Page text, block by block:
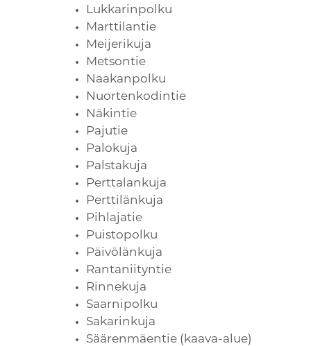
Lukkarinpolku
Marttilantie
Meijerikuja
Metsontie
Naakanpolku
Nuortenkodintie
Näkintie
Pajutie
Palokuja
Palstakuja
Perttalankuja
Perttilänkuja
Pihlajatie
Puistopolku
Päivölänkuja
Rantaniityntie
Rinnekuja
Saarnipolku
Sakarinkuja
Säärenmäentie (kaava-alue)